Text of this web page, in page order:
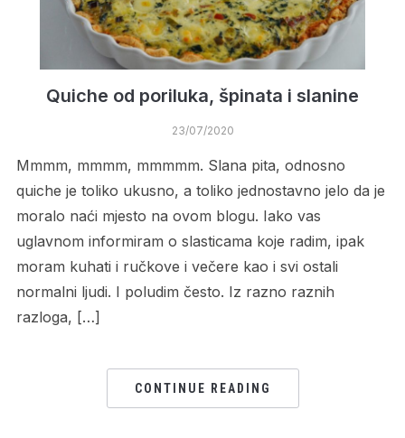
Quiche od poriluka, špinata i slanine
23/07/2020
Mmmm, mmmm, mmmmm. Slana pita, odnosno
quiche je toliko ukusno, a toliko jednostavno jelo da je
moralo naći mjesto na ovom blogu. Iako vas
uglavnom informiram o slasticama koje radim, ipak
moram kuhati i ručkove i večere kao i svi ostali
normalni ljudi. I poludim često. Iz razno raznih
razloga, […]
CONTINUE READING